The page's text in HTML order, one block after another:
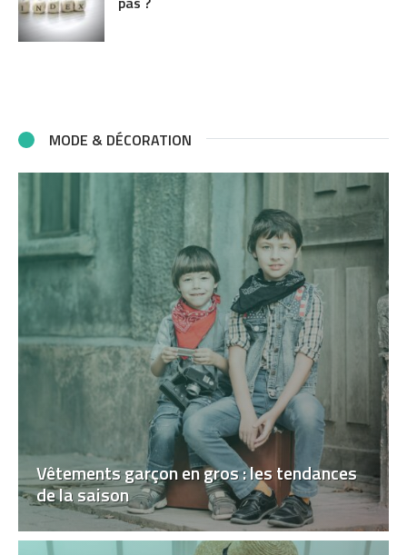
MODE & DÉCORATION
Vêtements garçon en gros : les tendances
de la saison